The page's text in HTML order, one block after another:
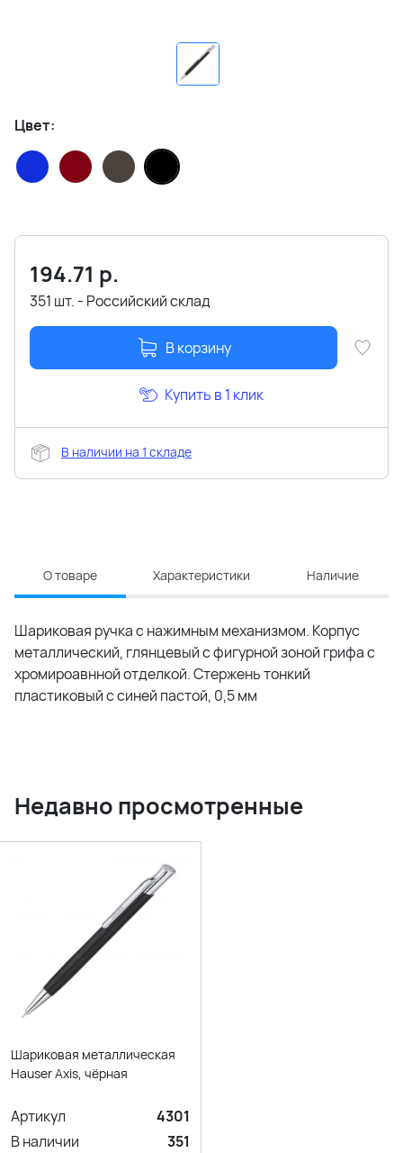
Цвет:
194.71 р.
351 шт. - Российский склад
В корзину
Купить в 1 клик
В наличии на 1 складе
О товаре Характеристики Наличие
Шариковая ручка с нажимным механизмом. Корпус
металлический, глянцевый с фигурной зоной грифа с
хромироавнной отделкой. Стержень тонкий
пластиковый с синей пастой, 0,5 мм
Недавно просмотренные
Шариковая металлическая
Hauser Axis, чёрная
Артикул
4301
В наличии
351